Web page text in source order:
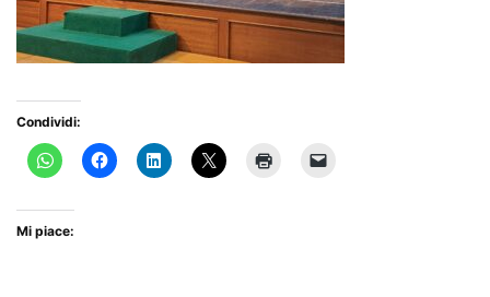
Condividi:
Mi piace: